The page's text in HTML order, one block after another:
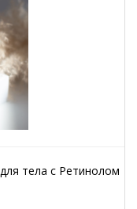
тела с Ретинолом